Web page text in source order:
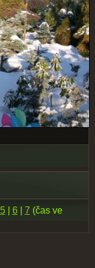
5| 6| 7 (čas ve